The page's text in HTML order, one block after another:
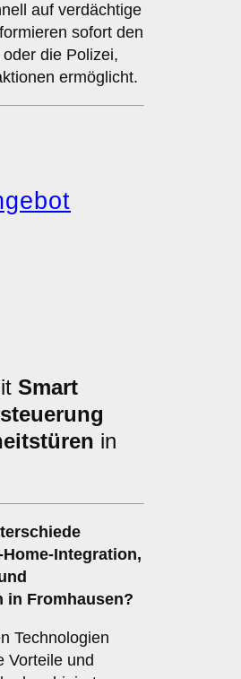
auf verdächtige
sofort den
die Polizei,
ermöglicht.
Smart
in
Integration,
in Fromhausen?
Technologien
Vorteile und